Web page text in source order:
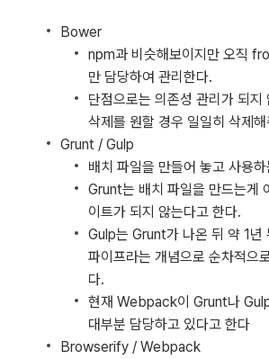
Bower
npm과 비슷해보이지만 오직
만 담당하여 관리한다.
단점으로는 의존성 관리가 되지
삭제를 원할 경우 일일히 삭제
Grunt / Gulp
배치 파일을 만들어 놓고 사용
Grunt는 배치 파일을 만드는게
이트가 되지 않는다고 한다.
Gulp는 Grunt가 나온 뒤 약 1년
파이프라는 개념으로 순차적으
다.
현재 Webpack이 Grunt나
대부분 담당하고 있다고 한다
Browserify / Webpack